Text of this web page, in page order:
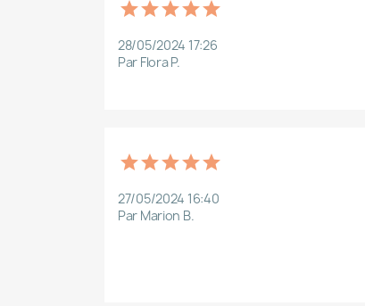
28/05/2024 17:26
Par Flora P.
27/05/2024 16:40
Par Marion B.